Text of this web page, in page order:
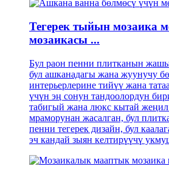
Тегерек тыйын мозаика
мозаикасы ...
Бул раон пенни плитканын
бул ашканадагы жана жуунучу
интерьерлерине тийүү жана
үчүн эң сонун тандоолордун
табигый жана люкс кытай
мраморунан жасалган, бул
пенни тегерек дизайн, бул
эч кандай зыян келтирүүчү